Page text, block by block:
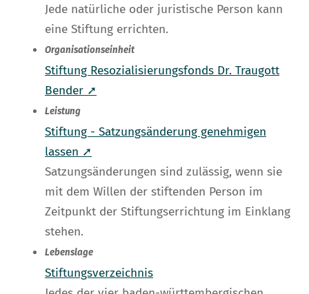
Jede natürliche oder juristische Person kann
eine Stiftung errichten.
Organisationseinheit
Stiftung Resozialisierungsfonds Dr. Traugott
Bender ➚
Leistung
Stiftung - Satzungsänderung genehmigen
lassen ➚
Satzungsänderungen sind zulässig, wenn sie
mit dem Willen der stiftenden Person im
Zeitpunkt der Stiftungserrichtung im Einklang
stehen.
Lebenslage
Stiftungsverzeichnis